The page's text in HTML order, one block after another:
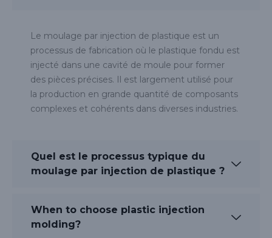
Le moulage par injection de plastique est un
processus de fabrication où le plastique fondu est
injecté dans une cavité de moule pour former
des pièces précises. Il est largement utilisé pour
la production en grande quantité de composants
complexes et cohérents dans diverses industries.
Quel est le processus typique du
moulage par injection de plastique ?
When to choose plastic injection
molding?